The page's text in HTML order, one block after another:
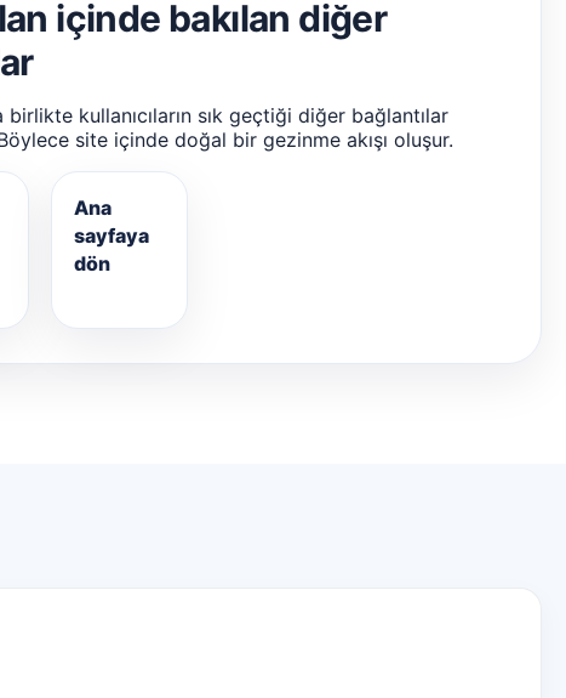
içinde bakılan diğer
birlikte kullanıcıların sık geçtiği diğer bağlantılar
site içinde doğal bir gezinme akışı oluşur.
Ana
sayfaya
dön